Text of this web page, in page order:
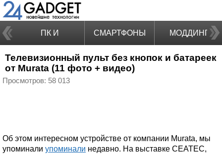
ПК И
НОУТБУКИ
СМАРТФОНЫ МОДДИНГ
Телевизионный пульт без кнопок и батареек
от Murata (11 фото + видео)
Просмотров: 58 013
Об этом интересном устройстве от компании Murata, мы
упоминали упоминали недавно. На выставке CEATEC,